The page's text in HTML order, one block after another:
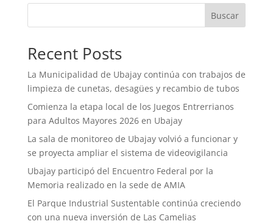
Buscar
Recent Posts
La Municipalidad de Ubajay continúa con trabajos de
limpieza de cunetas, desagües y recambio de tubos
Comienza la etapa local de los Juegos Entrerrianos
para Adultos Mayores 2026 en Ubajay
La sala de monitoreo de Ubajay volvió a funcionar y
se proyecta ampliar el sistema de videovigilancia
Ubajay participó del Encuentro Federal por la
Memoria realizado en la sede de AMIA
El Parque Industrial Sustentable continúa creciendo
con una nueva inversión de Las Camelias